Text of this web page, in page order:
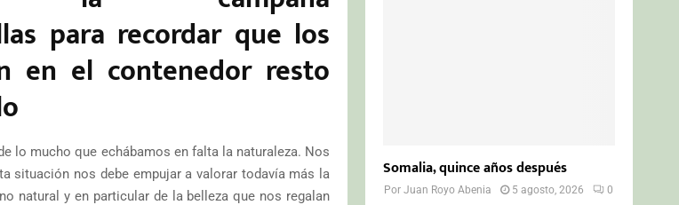
para recordar que los
en el contenedor resto
lo mucho que echábamos en falta la naturaleza. Nos
situación nos debe empujar a valorar todavía más la
natural y en particular de la belleza que nos regalan
Somalia, quince años después
PorJuan Royo Abenia 5 agosto, 2026 0